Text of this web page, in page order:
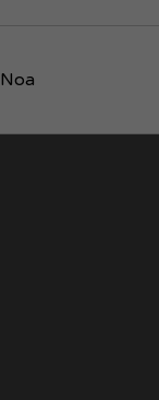
Noa